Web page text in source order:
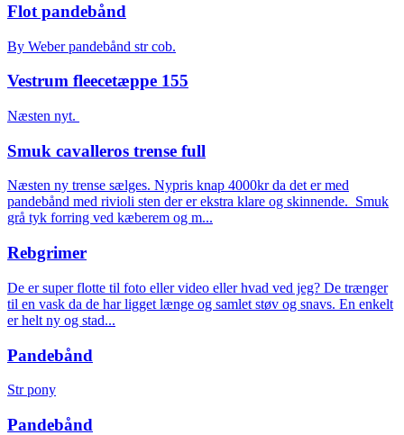
Flot pandebånd
By Weber pandebånd str cob.
Vestrum fleecetæppe 155
Næsten nyt.
Smuk cavalleros trense full
Næsten ny trense sælges. Nypris knap 4000kr da det er med
pandebånd med rivioli sten der er ekstra klare og skinnende. Smuk
grå tyk forring ved kæberem og m...
Rebgrimer
De er super flotte til foto eller video eller hvad ved jeg? De trænger
til en vask da de har ligget længe og samlet støv og snavs. En enkelt
er helt ny og stad...
Pandebånd
Str pony
Pandebånd